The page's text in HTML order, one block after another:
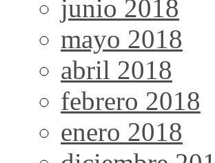
junio 2018
mayo 2018
abril 2018
febrero 2018
enero 2018